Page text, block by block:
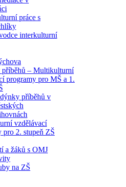
práce s
interkulturní
– Multikulturní
programy pro MŠ a 1.
příběhů v
vzdělávací
pro 2. stupeň ZŠ
a žáků s OMJ
na ZŠ